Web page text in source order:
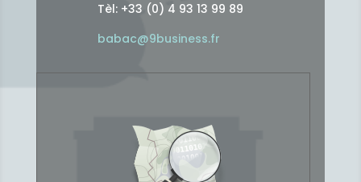
Tèl: +33 (0) 4 93 13 99 89
babac@9business.fr